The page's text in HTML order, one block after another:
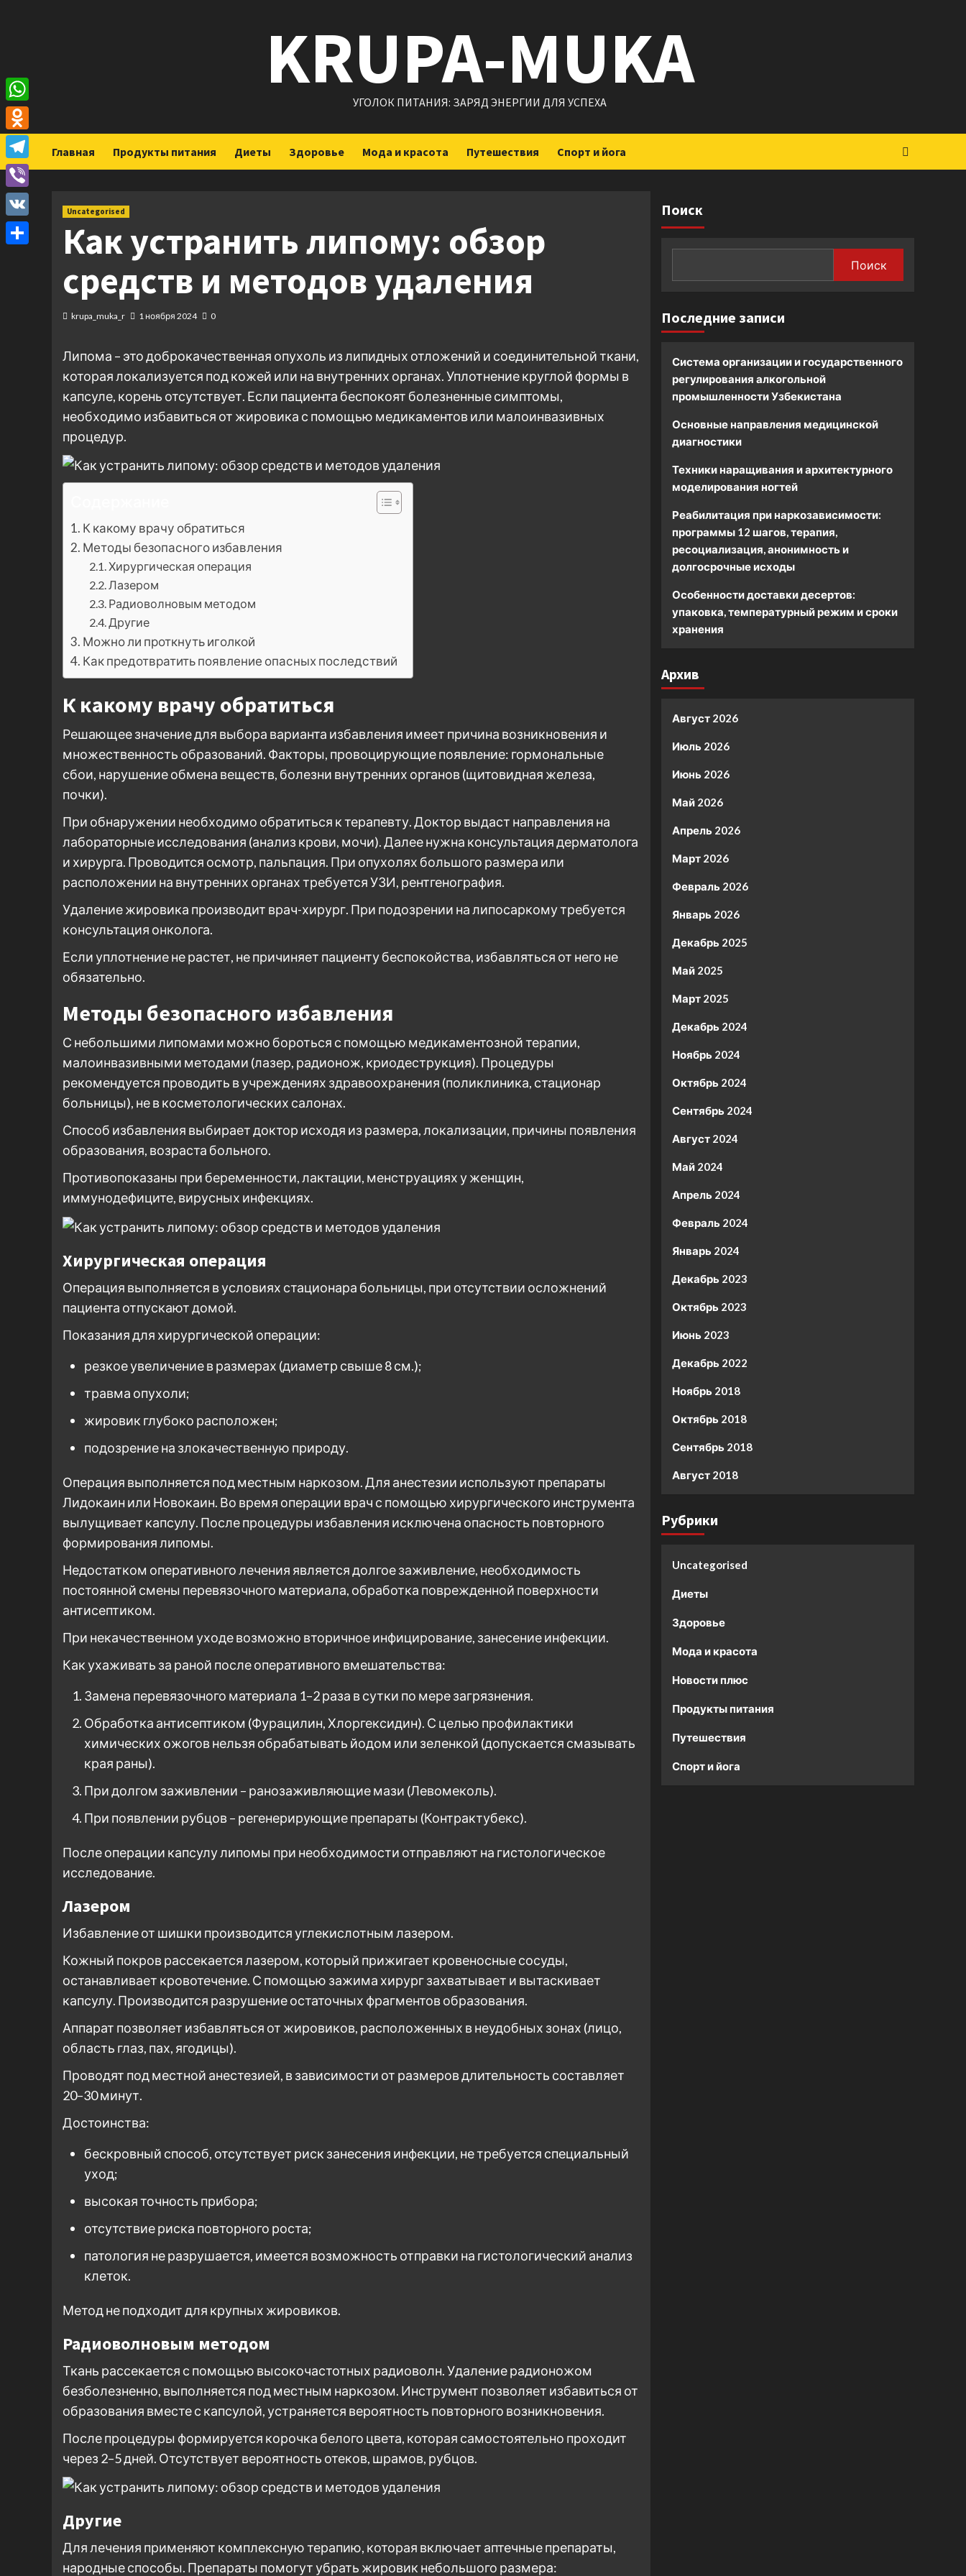
KRUPA-MUKA
УГОЛОК ПИТАНИЯ: ЗАРЯД ЭНЕРГИИ ДЛЯ УСПЕХА
Главная Продукты питания Диеты Здоровье Мода и красота Путешествия Спорт и йога
Uncategorised
Как устранить липому: обзор
средств и методов удаления
krupa_muka_r 1 ноября 2024 0
Липома – это доброкачественная опухоль из липидных отложений и соединительной ткани,
которая локализуется под кожей или на внутренних органах. Уплотнение круглой формы в
капсуле, корень отсутствует. Если пациента беспокоят болезненные симптомы,
необходимо избавиться от жировика с помощью медикаментов или малоинвазивных
процедур.
К какому врачу обратиться
Методы безопасного избавления
Хирургическая операция
Лазером
Радиоволновым методом
Другие
Можно ли проткнуть иголкой
Как предотвратить появление опасных последствий
К какому врачу обратиться
Решающее значение для выбора варианта избавления имеет причина возникновения и
множественность образований. Факторы, провоцирующие появление: гормональные
сбои, нарушение обмена веществ, болезни внутренних органов (щитовидная железа,
почки).
При обнаружении необходимо обратиться к терапевту. Доктор выдаст направления на
лабораторные исследования (анализ крови, мочи). Далее нужна консультация дерматолога
и хирурга. Проводится осмотр, пальпация. При опухолях большого размера или
расположении на внутренних органах требуется УЗИ, рентгенография.
Удаление жировика производит врач-хирург. При подозрении на липосаркому требуется
консультация онколога.
Если уплотнение не растет, не причиняет пациенту беспокойства, избавляться от него не
обязательно.
Методы безопасного избавления
С небольшими липомами можно бороться с помощью медикаментозной терапии,
малоинвазивными методами (лазер, радионож, криодеструкция). Процедуры
рекомендуется проводить в учреждениях здравоохранения (поликлиника, стационар
больницы), не в косметологических салонах.
Способ избавления выбирает доктор исходя из размера, локализации, причины появления
образования, возраста больного.
Противопоказаны при беременности, лактации, менструациях у женщин,
иммунодефиците, вирусных инфекциях.
Хирургическая операция
Операция выполняется в условиях стационара больницы, при отсутствии осложнений
пациента отпускают домой.
Показания для хирургической операции:
резкое увеличение в размерах (диаметр свыше 8 см.);
травма опухоли;
жировик глубоко расположен;
подозрение на злокачественную природу.
Операция выполняется под местным наркозом. Для анестезии используют препараты
Лидокаин или Новокаин. Во время операции врач с помощью хирургического инструмента
вылущивает капсулу. После процедуры избавления исключена опасность повторного
формирования липомы.
Недостатком оперативного лечения является долгое заживление, необходимость
постоянной смены перевязочного материала, обработка поврежденной поверхности
антисептиком.
При некачественном уходе возможно вторичное инфицирование, занесение инфекции.
Как ухаживать за раной после оперативного вмешательства:
Замена перевязочного материала 1–2 раза в сутки по мере загрязнения.
Обработка антисептиком (Фурацилин, Хлоргексидин). С целью профилактики
химических ожогов нельзя обрабатывать йодом или зеленкой (допускается смазывать
края раны).
При долгом заживлении – ранозаживляющие мази (Левомеколь).
При появлении рубцов – регенерирующие препараты (Контрактубекс).
После операции капсулу липомы при необходимости отправляют на гистологическое
исследование.
Лазером
Избавление от шишки производится углекислотным лазером.
Кожный покров рассекается лазером, который прижигает кровеносные сосуды,
останавливает кровотечение. С помощью зажима хирург захватывает и вытаскивает
капсулу. Производится разрушение остаточных фрагментов образования.
Аппарат позволяет избавляться от жировиков, расположенных в неудобных зонах (лицо,
область глаз, пах, ягодицы).
Проводят под местной анестезией, в зависимости от размеров длительность составляет
20–30 минут.
Достоинства:
бескровный способ, отсутствует риск занесения инфекции, не требуется специальный
уход;
высокая точность прибора;
отсутствие риска повторного роста;
патология не разрушается, имеется возможность отправки на гистологический анализ
клеток.
Метод не подходит для крупных жировиков.
Радиоволновым методом
Ткань рассекается с помощью высокочастотных радиоволн. Удаление радионожом
безболезненно, выполняется под местным наркозом. Инструмент позволяет избавиться от
образования вместе с капсулой, устраняется вероятность повторного возникновения.
После процедуры формируется корочка белого цвета, которая самостоятельно проходит
через 2–5 дней. Отсутствует вероятность отеков, шрамов, рубцов.
Другие
Для лечения применяют комплексную терапию, которая включает аптечные препараты,
народные способы. Препараты помогут убрать жировик небольшого размера:
Поиск
Поиск
Последние записи
Система организации и государственного
регулирования алкогольной
промышленности Узбекистана
Основные направления медицинской
диагностики
Техники наращивания и архитектурного
моделирования ногтей
Реабилитация при наркозависимости:
программы 12 шагов, терапия,
ресоциализация, анонимность и
долгосрочные исходы
Особенности доставки десертов:
упаковка, температурный режим и сроки
хранения
Архив
Август 2026
Июль 2026
Июнь 2026
Май 2026
Апрель 2026
Март 2026
Февраль 2026
Январь 2026
Декабрь 2025
Май 2025
Март 2025
Декабрь 2024
Ноябрь 2024
Октябрь 2024
Сентябрь 2024
Август 2024
Май 2024
Апрель 2024
Февраль 2024
Январь 2024
Декабрь 2023
Октябрь 2023
Июнь 2023
Декабрь 2022
Ноябрь 2018
Октябрь 2018
Сентябрь 2018
Август 2018
Рубрики
Uncategorised
Диеты
Здоровье
Мода и красота
Новости плюс
Продукты питания
Путешествия
Спорт и йога
WhatsApp
Odnoklassniki
Telegram
Viber
VK
Отправить